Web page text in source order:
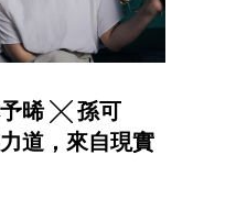
晞 ╳ 孫可
道，來自現實